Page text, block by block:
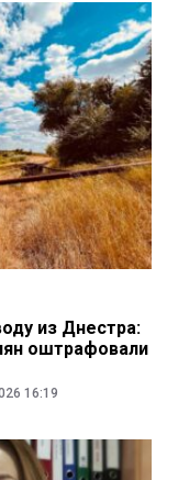
из Днестра:
оштрафовали
16:19